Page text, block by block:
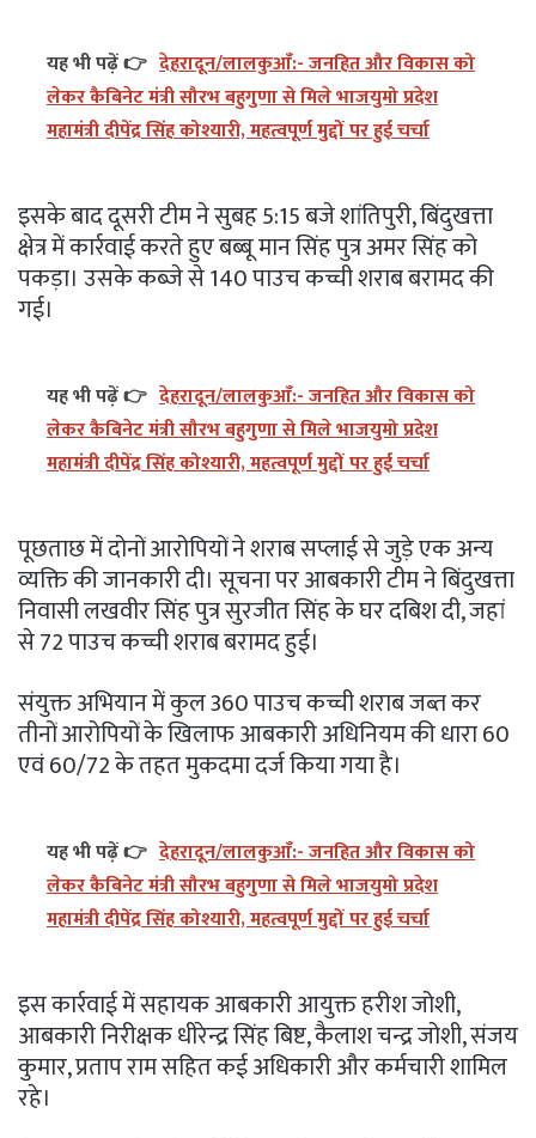
यह भी पढ़ें 👉 देहरादून/लालकुआँ:- जनहित और विकास को
लेकर कैबिनेट मंत्री सौरभ बहुगुणा से मिले भाजयुमो प्रदेश
महामंत्री दीपेंद्र सिंह कोश्यारी, महत्वपूर्ण मुद्दों पर हुई चर्चा
इसके बाद दूसरी टीम ने सुबह 5:15 बजे शांतिपुरी, बिंदुखत्ता
क्षेत्र में कार्रवाई करते हुए बब्बू मान सिंह पुत्र अमर सिंह को
पकड़ा। उसके कब्जे से 140 पाउच कच्ची शराब बरामद की
गई।
यह भी पढ़ें 👉 देहरादून/लालकुआँ:- जनहित और विकास को
लेकर कैबिनेट मंत्री सौरभ बहुगुणा से मिले भाजयुमो प्रदेश
महामंत्री दीपेंद्र सिंह कोश्यारी, महत्वपूर्ण मुद्दों पर हुई चर्चा
पूछताछ में दोनों आरोपियों ने शराब सप्लाई से जुड़े एक अन्य
व्यक्ति की जानकारी दी। सूचना पर आबकारी टीम ने बिंदुखत्ता
निवासी लखवीर सिंह पुत्र सुरजीत सिंह के घर दबिश दी, जहां
से 72 पाउच कच्ची शराब बरामद हुई।
संयुक्त अभियान में कुल 360 पाउच कच्ची शराब जब्त कर
तीनों आरोपियों के खिलाफ आबकारी अधिनियम की धारा 60
एवं 60/72 के तहत मुकदमा दर्ज किया गया है।
यह भी पढ़ें 👉 देहरादून/लालकुआँ:- जनहित और विकास को
लेकर कैबिनेट मंत्री सौरभ बहुगुणा से मिले भाजयुमो प्रदेश
महामंत्री दीपेंद्र सिंह कोश्यारी, महत्वपूर्ण मुद्दों पर हुई चर्चा
इस कार्रवाई में सहायक आबकारी आयुक्त हरीश जोशी,
आबकारी निरीक्षक धीरेन्द्र सिंह बिष्ट, कैलाश चन्द्र जोशी, संजय
कुमार, प्रताप राम सहित कई अधिकारी और कर्मचारी शामिल
रहे।